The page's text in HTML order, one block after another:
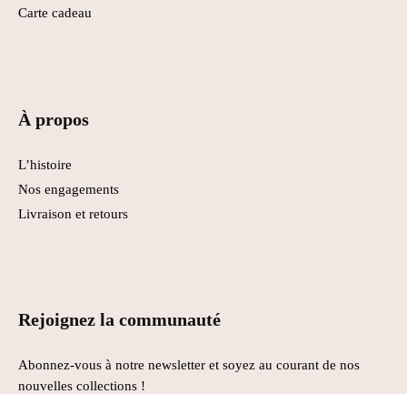
Carte cadeau
À propos
L’histoire
Nos engagements
Livraison et retours
Rejoignez la communauté
Abonnez-vous à notre newsletter et soyez au courant de nos
nouvelles collections !